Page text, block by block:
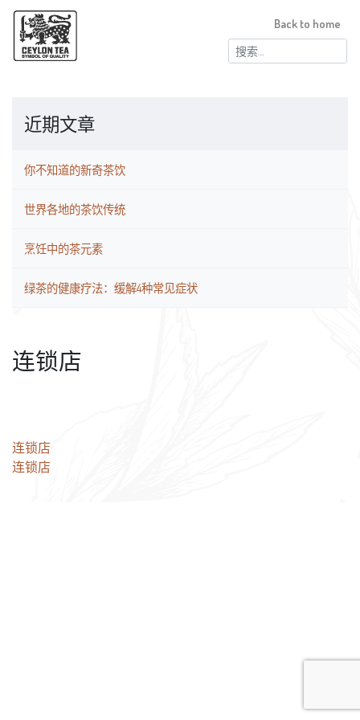
搜
索：
Back to home
近期文章
你不知道的新奇茶饮
世界各地的茶饮传统
烹饪中的茶元素
绿茶的健康疗法：缓解4种常见症状
连锁店
文
章
连锁店
连锁店